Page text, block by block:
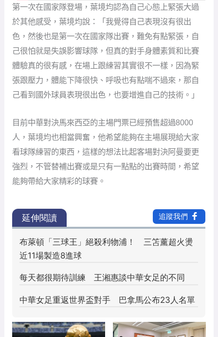
第一次在國家隊登場，葉境均認為自己心態上緊張大過
於其他感受，葉境均說：「我覺得自己表現沒有很出
色，然後也是第一次在國家隊出賽，難免有點緊張，自
己很怕就是失誤影響球隊，但真的對手身體素質和比賽
體驗真的很有感，在場上跟練習其實很不一樣，因為緊
張跟壓力，體能下降很快、呼吸也有點喘不過來，那自
己看到國外球員表現很出色，也要增進自己的技術。」
目前中華對決馬來西亞的主場門票已經預售超過8000
人，葉境均也相當興奮，他希望能夠在主場展現給大家
看球隊練習的東西，這樣的想法比起客場對決阿曼要更
強烈，不管替補出賽或是只有一點點的出賽時間，希望
能夠帶給大家精彩的球賽。